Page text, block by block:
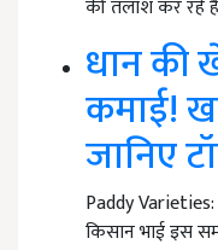
की तलाश कर रहे
धान की
कमाई!
जानिए
Paddy
किसान भाई इस